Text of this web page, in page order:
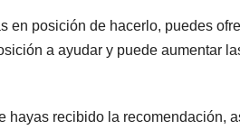
en posición de hacerlo, puedes
a ayudar y puede aumentar
hayas recibido la recomendación,